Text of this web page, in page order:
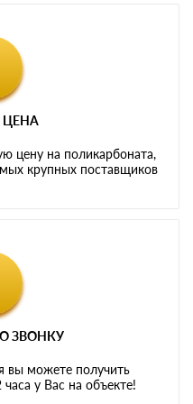
цену на поликарбоната,
крупных поставщиков
ЗВОНКУ
вы можете получить
у Вас на объекте!